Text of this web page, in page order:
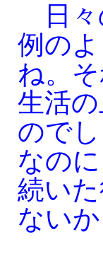
日々
例の
ね。
生活
ので
なの
続い
ない